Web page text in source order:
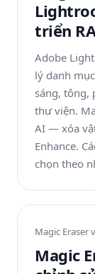
triển
Adobe
lý danh
sáng, tông,
thư viện.
AI — xóa
Enhance.
chọn theo
Magic Eraser
Magic